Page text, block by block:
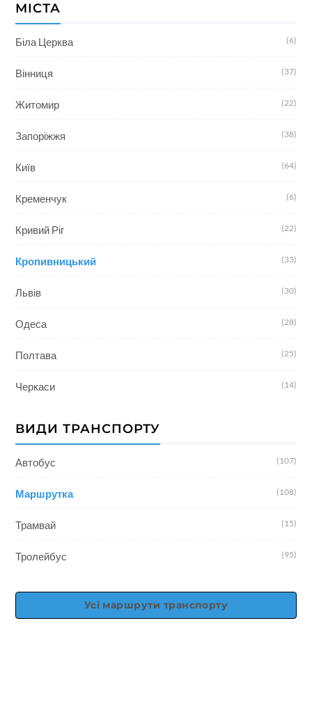
МІСТА
Біла Церква (6)
Вінниця (37)
Житомир (22)
Запоріжжя (38)
Київ (64)
Кременчук (6)
Кривий Ріг (22)
Кропивницький (33)
Львів (30)
Одеса (28)
Полтава (25)
Черкаси (14)
ВИДИ ТРАНСПОРТУ
Автобус (107)
Маршрутка (108)
Трамвай (15)
Тролейбус (95)
Усі маршрути транспорту